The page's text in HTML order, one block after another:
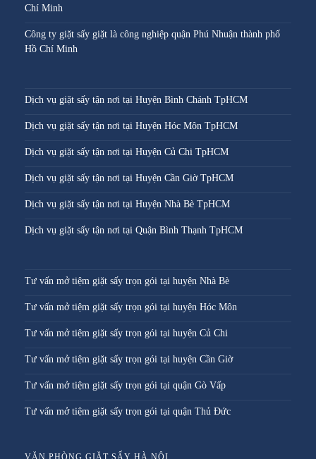
Chí Minh
Công ty giặt sấy giặt là công nghiệp quận Phú Nhuận thành phố
Hồ Chí Minh
Dịch vụ giặt sấy tận nơi tại Huyện Bình Chánh TpHCM
Dịch vụ giặt sấy tận nơi tại Huyện Hóc Môn TpHCM
Dịch vụ giặt sấy tận nơi tại Huyện Củ Chi TpHCM
Dịch vụ giặt sấy tận nơi tại Huyện Cần Giờ TpHCM
Dịch vụ giặt sấy tận nơi tại Huyện Nhà Bè TpHCM
Dịch vụ giặt sấy tận nơi tại Quận Bình Thạnh TpHCM
Tư vấn mở tiệm giặt sấy trọn gói tại huyện Nhà Bè
Tư vấn mở tiệm giặt sấy trọn gói tại huyện Hóc Môn
Tư vấn mở tiệm giặt sấy trọn gói tại huyện Củ Chi
Tư vấn mở tiệm giặt sấy trọn gói tại huyện Cần Giờ
Tư vấn mở tiệm giặt sấy trọn gói tại quận Gò Vấp
Tư vấn mở tiệm giặt sấy trọn gói tại quận Thủ Đức
VĂN PHÒNG GIẶT SẤY HÀ NỘI